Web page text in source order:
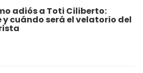
adiós a Toti Ciliberto:
y cuándo será el velatorio del